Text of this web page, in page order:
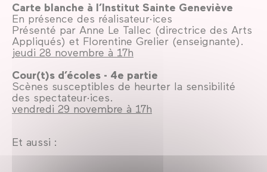
Carte blanche à l’Institut Sainte Geneviève
En présence des réalisateur·ices
Présenté par Anne Le Tallec (directrice des Arts
Appliqués) et Florentine Grelier (enseignante).
jeudi 28 novembre à 17h
Cour(t)s d’écoles - 4e partie
Scènes susceptibles de heurter la sensibilité
des spectateur·ices.
vendredi 29 novembre à 17h
Et aussi :